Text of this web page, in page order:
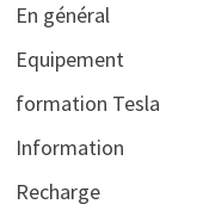
En général
Equipement
formation Tesla
Information
Recharge